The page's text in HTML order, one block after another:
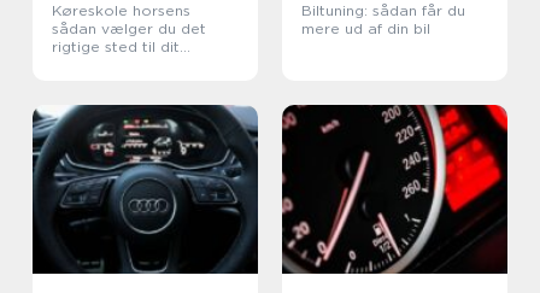
Køreskole horsens
sådan vælger du det
rigtige sted til dit
Biltuning: sådan får du
mere ud af din bil